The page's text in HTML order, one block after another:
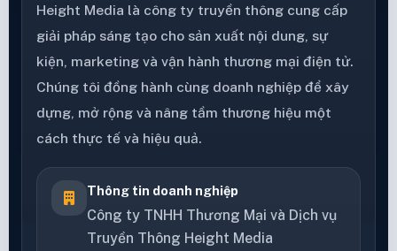
Height Media là công ty truyền thông cung cấp
giải pháp sáng tạo cho sản xuất nội dung, sự
kiện, marketing và vận hành thương mại điện tử.
Chúng tôi đồng hành cùng doanh nghiệp để xây
dựng, mở rộng và nâng tầm thương hiệu một
cách thực tế và hiệu quả.
Thông tin doanh nghiệp
Công ty TNHH Thương Mại và Dịch vụ
Truyền Thông Height Media